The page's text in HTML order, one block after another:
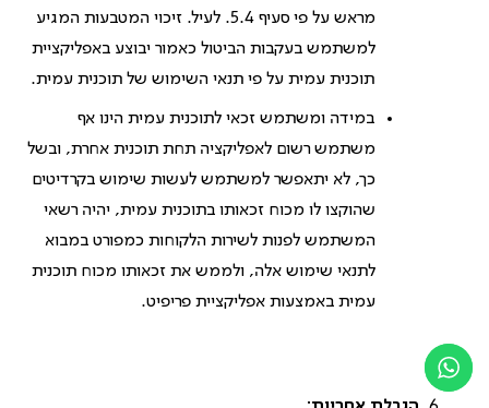
מראש על פי סעיף 5.4. לעיל. זיכוי המטבעות המגיע
למשתמש בעקבות הביטול כאמור יבוצע באפליקציית
תוכנית עמית על פי תנאי השימוש של תוכנית עמית.
במידה ומשתמש זכאי לתוכנית עמית הינו אף
משתמש רשום לאפליקציה תחת תוכנית אחרת, ובשל
כך, לא יתאפשר למשתמש לעשות שימוש בקרדיטים
שהוקצו לו מכוח זכאותו בתוכנית עמית, יהיה רשאי
המשתמש לפנות לשירות הלקוחות כמפורט במבוא
לתנאי שימוש אלה, ולממש את זכאותו מכוח תוכנית
עמית באמצעות אפליקציית פריפיט.